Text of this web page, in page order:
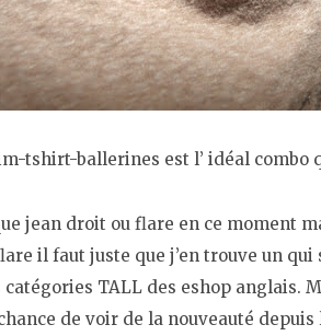
tshirt-ballerines est l’ idéal combo
jean droit ou flare en ce moment
il faut juste que j’en trouve un
TALL des eshop anglais.
de voir de la nouveauté